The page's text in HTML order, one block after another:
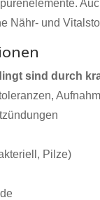
Nähr- und
sind durch
Pilze)